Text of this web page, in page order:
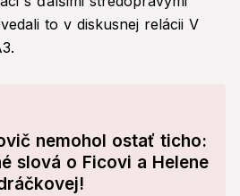
to v diskusnej relácii V
nemohol ostať ticho:
slová o Ficovi a Helene